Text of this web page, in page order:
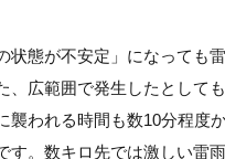
状態が不安定」になっても
、広範囲で発生したとして
襲われる時間も数10分程度
す。数キロ先では激しい雷